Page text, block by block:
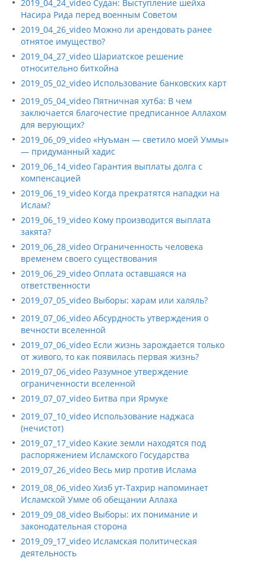
2019_04_24_video Судан: Выступление шейха
Насира Рида перед военным Советом
2019_04_26_video Можно ли арендовать ранее
отнятое имущество?
2019_04_27_video Шариатское решение
относительно биткойна
2019_05_02_video Использование банковских карт
2019_05_04_video Пятничная хутба: В чем
заключается благочестие предписанное Аллахом
для верующих?
2019_06_09_video «Нуъман — светило моей Уммы»
— придуманный хадис
2019_06_14_video Гарантия выплаты долга с
компенсацией
2019_06_19_video Когда прекратятся нападки на
Ислам?
2019_06_19_video Кому производится выплата
закята?
2019_06_28_video Ограниченность человека
временем своего существования
2019_06_29_video Оплата оставшаяся на
ответственности
2019_07_05_video Выборы: харам или халяль?
2019_07_06_video Абсурдность утверждения о
вечности вселенной
2019_07_06_video Если жизнь зарождается только
от живого, то как появилась первая жизнь?
2019_07_06_video Разумное утверждение
ограниченности вселенной
2019_07_07_video Битва при Ярмуке
2019_07_10_video Использование наджаса
(нечистот)
2019_07_17_video Какие земли находятся под
распоряжением Исламского Государства
2019_07_26_video Весь мир против Ислама
2019_08_06_video Хизб ут-Тахрир напоминает
Исламской Умме об обещании Аллаха
2019_09_08_video Выборы: их понимание и
законодательная сторона
2019_09_17_video Исламская политическая
деятельность